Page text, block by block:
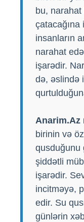
bu,
insanların
narahat
işarədir.
də, əslində
Anarim.Az
birinin və
qusduğunu
şiddətli
işarədir.
incitməyə,
edir. Su
günlərin